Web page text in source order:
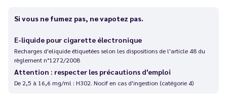
Si vous ne fumez pas, ne vapotez pas.
E-liquide pour cigarette électronique
Recharges d'eliquide étiquetées selon les dispositions de l'article 48 du
règlement n°1272/2008
Attention : respecter les précautions d'emploi
De 2,5 à 16,6 mg/ml : H302. Nocif en cas d'ingestion (catégorie 4)